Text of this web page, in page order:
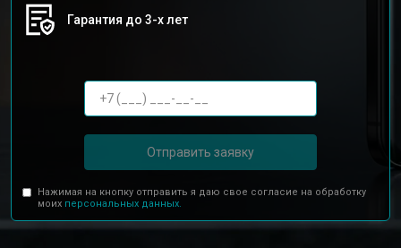
Гарантия до 3-х лет
Отправить заявку
Нажимая на кнопку отправить я даю свое согласие на обработку
моих персональных данных.